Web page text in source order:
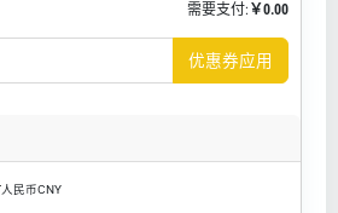
需要支付: ￥0.00
优惠券应用
人民币CNY